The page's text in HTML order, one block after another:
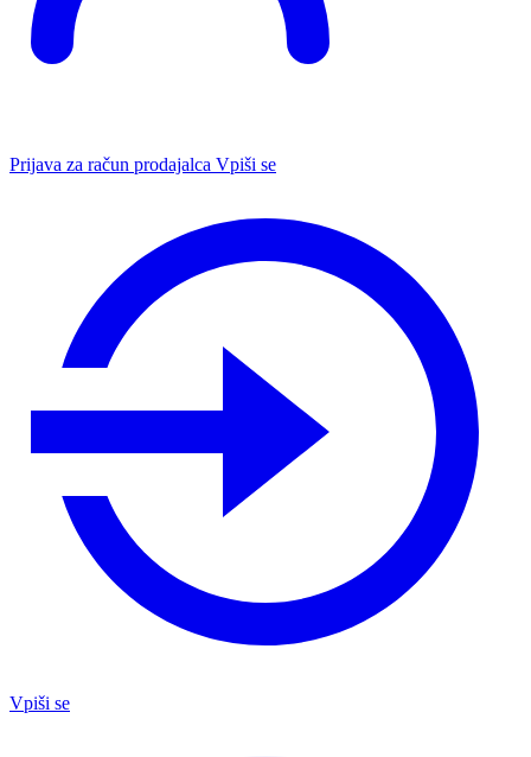
Prijava za račun prodajalca Vpiši se
Vpiši se